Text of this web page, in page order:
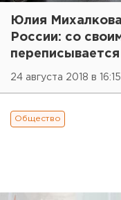
Юлия
России: со
24 августа 2018 в 16:15
Общество